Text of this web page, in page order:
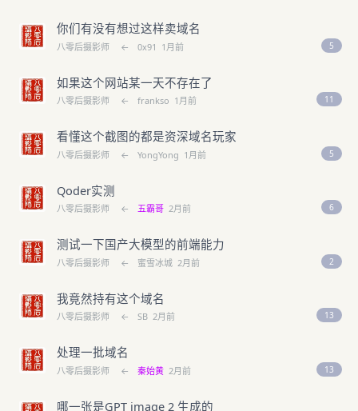
你们有没有想过这样卖域名
八零后摄影师 ← 0x91 1月前 5
如果这个网站某一天不存在了
八零后摄影师 ← frankso 1月前 11
看懂这个截图的都是资深域名玩家
八零后摄影师 ← YongYong 1月前 5
Qoder实测
八零后摄影师 ← 五霸哥 2月前 6
测试一下国产大模型的前端能力
八零后摄影师 ← 蜜雪冰城 2月前 2
我竟然持有这个域名
八零后摄影师 ← SB 2月前 13
处理一批域名
八零后摄影师 ← 秦始黄 2月前 13
哪一张是GPT image 2 生成的